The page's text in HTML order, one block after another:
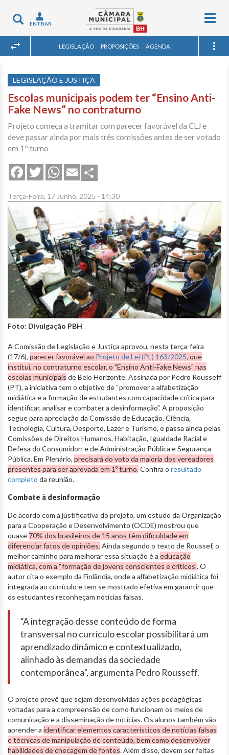
Toggle
navigation
ENTRAR
LEGISLAÇÃO PROPOSIÇÕES AGENDA
LEGISLAÇÃO E JUSTIÇA
Escolas municipais podem ter “Ensino Anti-
Fake News” no contraturno
Projeto começa a tramitar com parecer favorável da CLJ e
deve passar ainda por mais três comissões antes de ser votado
em 1º turno
FacebookTwitterWhatsApp
Email
Terça-Feira, 17 Junho, 2025 - 14:30
Foto: Divulgação PBH
A Comissão de Legislação e Justiça aprovou, nesta terça-feira
(17/6), parecer favorável ao Projeto de Lei (PL) 163/2025, que
institui, no contraturno escolar, o "Ensino Anti-Fake News" nas
escolas municipais de Belo Horizonte. Assinada por Pedro Rousseff
(PT), a iniciativa tem o objetivo de “promover a alfabetização
midiática e a formação de estudantes com capacidade crítica para
identificar, analisar e combater a desinformação”. A proposição
segue para apreciação da Comissão de Educação, Ciência,
Tecnologia, Cultura, Desporto, Lazer e Turismo, e passa ainda pelas
Comissões de Direitos Humanos, Habitação, Igualdade Racial e
Defesa do Consumidor; e de Administração Pública e Segurança
Pública. Em Plenário, precisará do voto da maioria dos vereadores
presentes para ser aprovada em 1º turno.Confira o resultado
completo da reunião.
Combate à desinformação
De acordo com a justificativa do projeto, um estudo da Organização
para a Cooperação e Desenvolvimento (OCDE) mostrou que
quase 70% dos brasileiros de 15 anos têm dificuldade em
diferenciar fatos de opiniões.Ainda segundo o texto de Roussef, o
melhor caminho para melhorar essa situação é a educação
midiática, com a “formação de jovens conscientes e críticos”. O
autor cita o exemplo da Finlândia, onde a alfabetização midiática foi
integrada ao currículo e tem se mostrado efetiva em garantir que
os estudantes reconheçam notícias falsas.
“A integração desse conteúdo de forma
transversal no currículo escolar possibilitará um
aprendizado dinâmico e contextualizado,
alinhado às demandas da sociedade
contemporânea”, argumenta Pedro Rousseff.
O projeto prevê que sejam desenvolvidas ações pedagógicas
voltadas para a compreensão de como funcionam os meios de
comunicação e a disseminação de notícias. Os alunos também vão
aprender a identificar elementos característicos de notícias falsas
e técnicas de manipulação de conteúdo, bem como desenvolver
habilidades de checagem de fontes. Além disso, devem ser feitas